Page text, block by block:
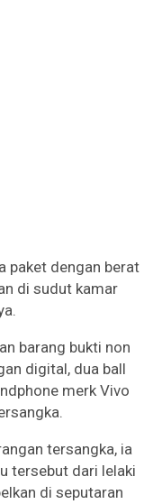
paket dengan berat
di sudut kamar
barang bukti non
digital, dua ball
merk Vivo
tersangka, ia
tersebut dari lelaki
di seputaran